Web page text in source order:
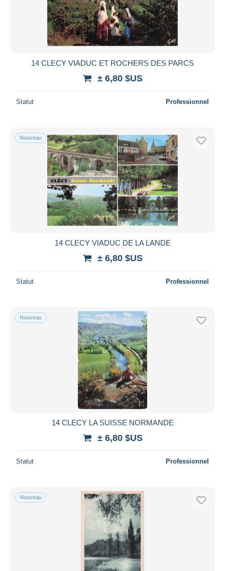
Appliquer
14 CLECY VIADUC ET ROCHERS DES PARCS
± 6,80 $US
Statut Professionnel
Nouveau
14 CLECY VIADUC DE LA LANDE
± 6,80 $US
Statut Professionnel
Nouveau
14 CLECY LA SUISSE NORMANDE
± 6,80 $US
Statut Professionnel
Nouveau